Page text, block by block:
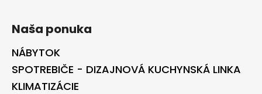
Naša ponuka
NÁBYTOK
SPOTREBIČE - DIZAJNOVÁ KUCHYNSKÁ LINKA
KLIMATIZÁCIE